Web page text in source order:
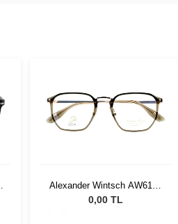
Alexander Wintsch AW6181
C1
0,00 TL